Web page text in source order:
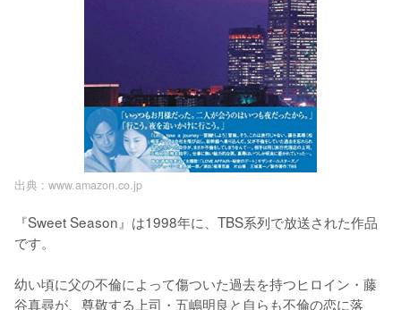
出典 : www.amazon.co.jp
『Sweet Season』は1998年に、TBS系列で放送された作品
です。
幼い頃に父の不倫によって傷ついた過去を持つヒロイン・藤
谷真尋が、尊敬する上司・五嶋明良と自らも不倫の恋に落